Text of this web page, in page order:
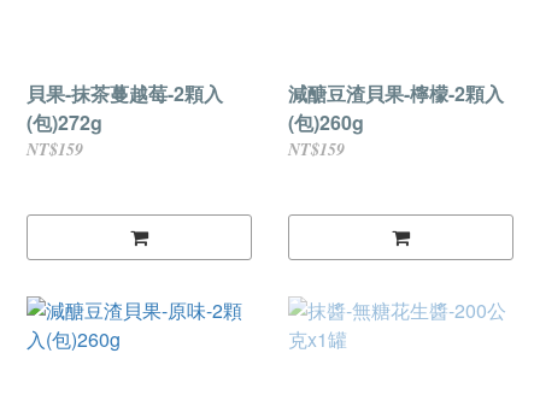
貝果-抹茶蔓越莓-2顆入
(包)272g
NT$159
減醣豆渣貝果-檸檬-2顆入
(包)260g
NT$159